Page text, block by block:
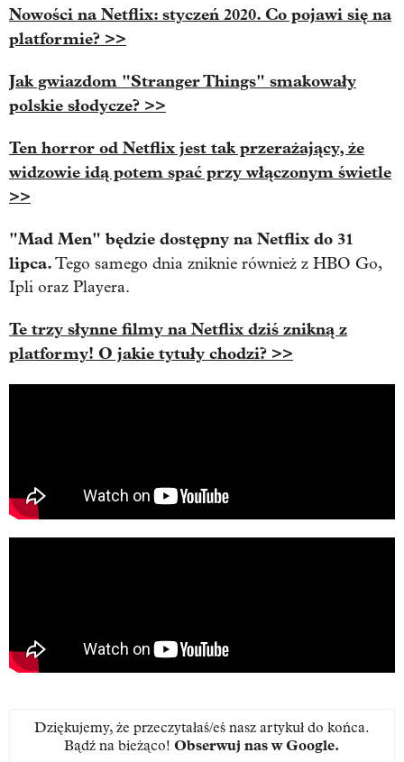
Nowości na Netflix: styczeń 2020. Co pojawi się na
platformie? >>
Jak gwiazdom "Stranger Things" smakowały
polskie słodycze? >>
Ten horror od Netflix jest tak przerażający, że
widzowie idą potem spać przy włączonym świetle
>>
"Mad Men" będzie dostępny na Netflix do 31
lipca.Tego samego dnia zniknie również z HBO Go,
Ipli oraz Playera.
Te trzy słynne filmy na Netflix dziś znikną z
platformy! O jakie tytuły chodzi? >>
Dziękujemy, że przeczytałaś/eś nasz artykuł do końca.
Bądź na bieżąco! Obserwuj nas w Google.